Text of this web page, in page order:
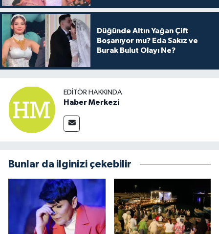
Düğünde Altın Yağan Çift
Boşanıyor mu? Eda Sakız ve
Burak Bulut Olayı Ne?
EDITÖR HAKKINDA
Haber Merkezi
Bunlar da ilginizi çekebilir